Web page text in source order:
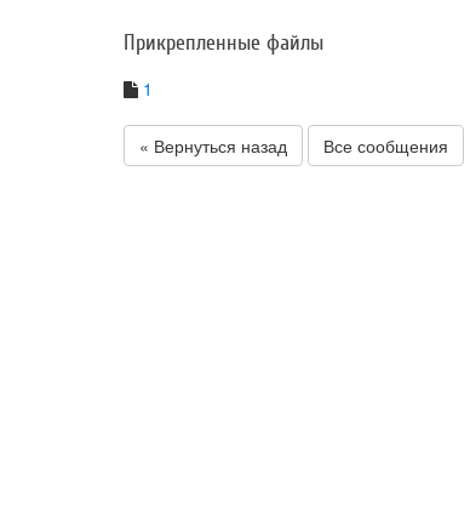
Прикрепленные файлы
1
« Вернуться назад Все сообщения